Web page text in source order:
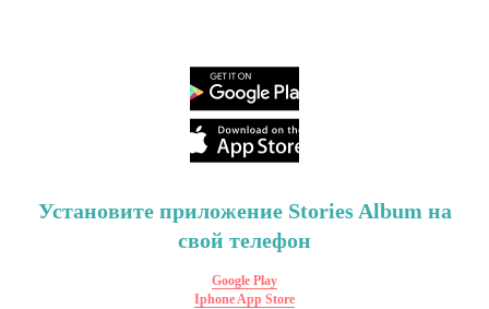
Установите приложение Stories Album на
свой телефон
Google Play
Iphone App Store